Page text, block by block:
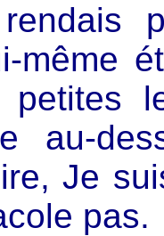
même
petites
au-
Je
pas.